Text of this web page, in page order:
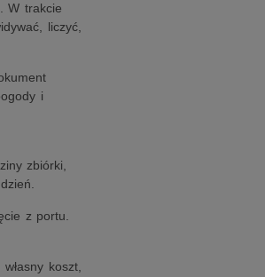
W trakcie
liczyć,
i
zbiórki,
z portu.
koszt,